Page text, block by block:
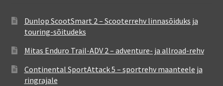
Dunlop ScootSmart 2 – Scooterrehv linnasõiduks ja
touring-sõitudeks
Mitas Enduro Trail-ADV 2 – adventure- ja allroad-rehv
Continental SportAttack 5 – sportrehv maanteele ja
ringrajale